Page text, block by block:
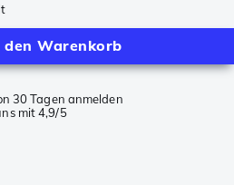
den Warenkorb
30 Tagen anmelden
mit 4,9/5